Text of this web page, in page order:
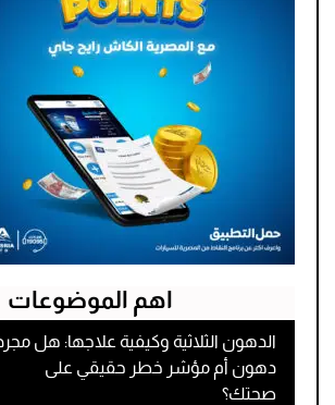
اهم الموضوعات
الدهون الثلاثية وكيفية علاجها: هل
دهون أم مؤشر خطر حقيقي على
صحتك؟